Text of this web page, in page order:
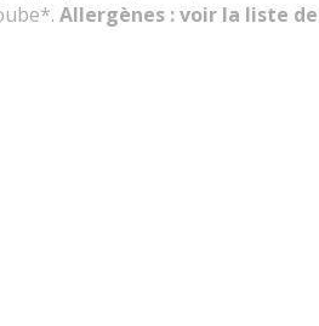
Allergènes : voir la liste